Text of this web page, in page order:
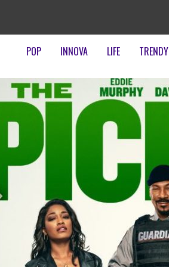
POP INNOVA LIFE TRENDY